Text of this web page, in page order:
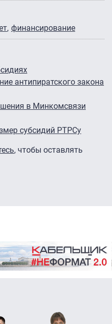
финансирование
антипиратского закона
в Минкомсвязи
субсидий РТРСу
, чтобы оставлять